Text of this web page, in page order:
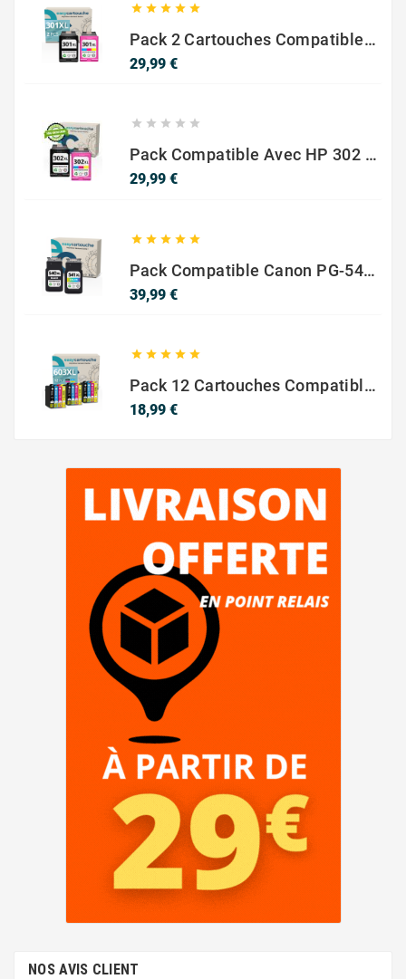
    
Pack 2 Cartouches Compatible Avec HP 301 XL Noir Et Couleur
29,99 €Prix
    
Pack Compatible Avec HP 302 XL Noir Et Couleur - SANS NIVEAU ENCRE
29,99 €Prix
    
Pack Compatible Canon PG-540 XL / CL-541 XL – Noir & Couleur – Haute Capacité
39,99 €Prix
    
Pack 12 Cartouches Compatible EPSON 603XL
18,99 €Prix
NOS AVIS CLIENT